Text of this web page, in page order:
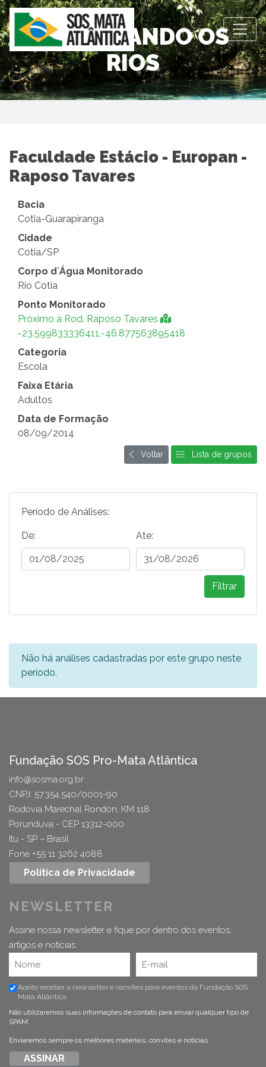
OBSERVANDO OS
RIOS
Faculdade Estácio - Europan -
Raposo Tavares
Bacia
Cotia-Guarapiranga
Cidade
Cotia/SP
Corpo d´Água Monitorado
Rio Cotia
Ponto Monitorado
Próximo a Rod. Raposo Tavares
-23.599833336411,-46.877563895418
Categoria
Escola
Faixa Etária
Adultos
Data de Formação
08/09/2014
Voltar Lista de grupos
Período de Análises:
De: Ate:
Filtrar
Não há análises cadastradas por este grupo neste
período.
Fundação SOS Pro-Mata Atlântica
info@sosma.org.br
CNPJ: 57.354.540/0001-90
Rodovia Marechal Rondon, KM 118
Porunduva - CEP 13312-000
Itu - SP – Brasil
Fone +55 11 3262 4088
Política de Privacidade
NEWSLETTER
Assine nossa newsletter e fique por dentro dos eventos,
artigos e notícias.
Aceito receber a newsletter e convites para eventos da Fundação SOS
Mata Atlântica
Não utilizaremos suas informações de contato para enviar qualquer tipo de
SPAM.
Enviaremos sempre os melhores materiais, convites e notícias